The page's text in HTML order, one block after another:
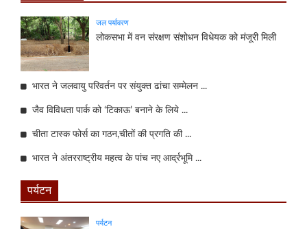
जल पर्यावरण
लोकसभा में वन संरक्षण संशोधन विधेयक को मंजूरी मिली
भारत ने जलवायु परिवर्तन पर संयुक्त ढांचा सम्मेलन ...
जैव विविधता पार्क को ‘टिकाऊ’ बनाने के लिये ...
चीता टास्क फोर्स का गठन,चीतों की प्रगति की ...
भारत ने अंतरराष्ट्रीय महत्व के पांच नए आर्द्रभूमि ...
पर्यटन
पर्यटन